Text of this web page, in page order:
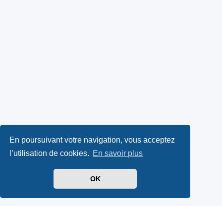
En poursuivant votre navigation, vous acceptez
l’utilisation de cookies. En savoir plus
OK